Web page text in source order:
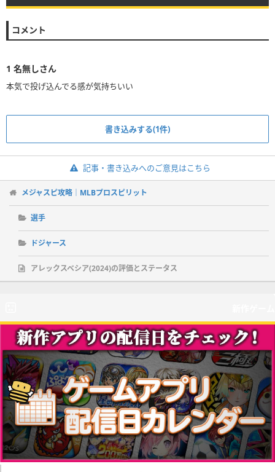
コメント
1 名無しさん
本気で投げ込んでる感が気持ちいい
書き込みする(1件)
記事・書き込みへのご意見はこちら
メジャスピ攻略｜MLBプロスピリット
選手
ドジャース
アレックスベシア(2024)の評価とステータス